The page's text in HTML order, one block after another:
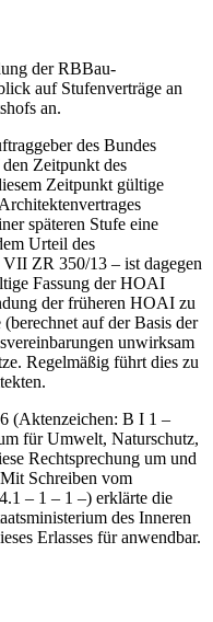
der RBBau-
auf Stufenverträge an
an.
des Bundes
Zeitpunkt des
Zeitpunkt gültige
späteren Stufe eine
Urteil des
ZR 350/13 – ist dagegen
Fassung der HOAI
der früheren HOAI zu
auf der Basis der
unwirksam
Regelmäßig führt dies zu
(Aktenzeichen: B I 1 –
für Umwelt, Naturschutz,
Rechtsprechung um und
Schreiben vom
– 1 – 1 –) erklärte die
des Inneren
Erlasses für anwendbar.